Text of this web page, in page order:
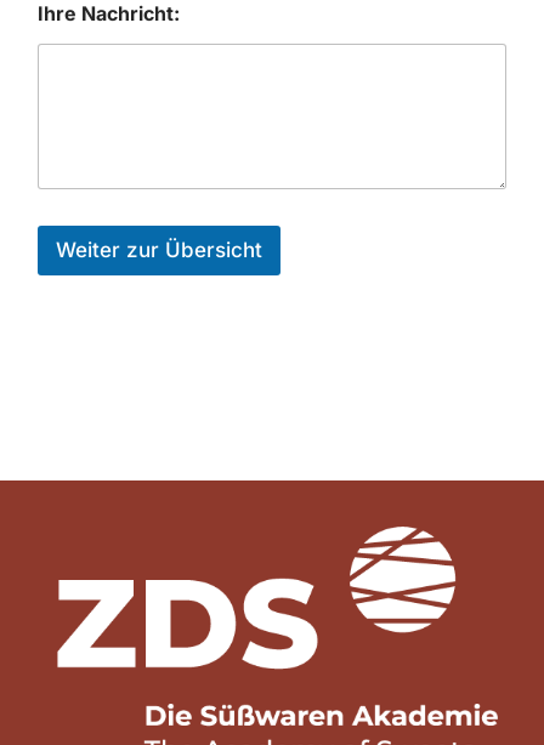
Ihre Nachricht:
Weiter zur Übersicht